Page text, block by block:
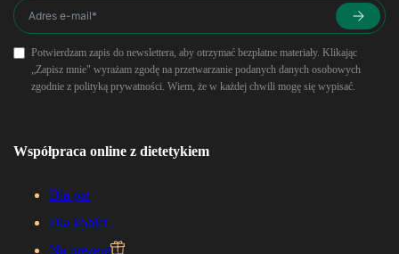
Współpraca online z dietetykiem
Dla par
Dla kobiet
Na prezent
Potwierdzam zapis do newslettera, aby otrzymać bezpłatne materiały. Klikając
„Zapisz mnie" wyrażam zgodę na przetwarzanie podanych danych osobowych
zgodnie z polityką prywatności. Wiem, że w każdej chwili mogę się wypisać.